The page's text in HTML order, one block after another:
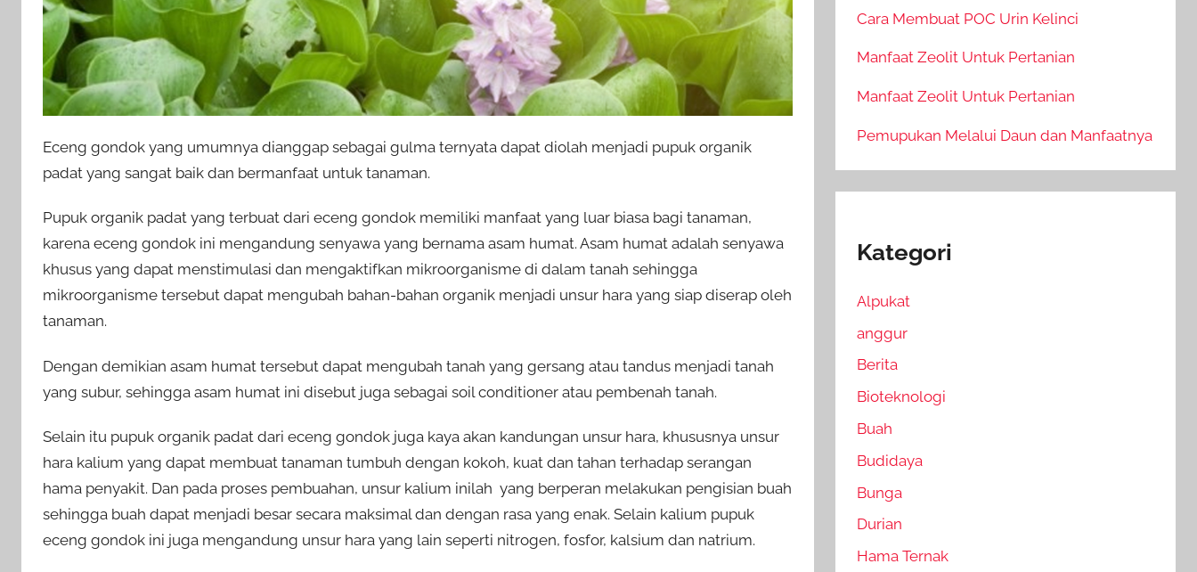
Eceng gondok yang umumnya dianggap sebagai gulma ternyata dapat diolah menjadi pupuk organik
padat yang sangat baik dan bermanfaat untuk tanaman.
Pupuk organik padat yang terbuat dari eceng gondok memiliki manfaat yang luar biasa bagi tanaman,
karena eceng gondok ini mengandung senyawa yang bernama asam humat. Asam humat adalah senyawa
khusus yang dapat menstimulasi dan mengaktifkan mikroorganisme di dalam tanah sehingga
mikroorganisme tersebut dapat mengubah bahan-bahan organik menjadi unsur hara yang siap diserap oleh
tanaman.
Dengan demikian asam humat tersebut dapat mengubah tanah yang gersang atau tandus menjadi tanah
yang subur, sehingga asam humat ini disebut juga sebagai soil conditioner atau pembenah tanah.
Selain itu pupuk organik padat dari eceng gondok juga kaya akan kandungan unsur hara, khususnya unsur
hara kalium yang dapat membuat tanaman tumbuh dengan kokoh, kuat dan tahan terhadap serangan
hama penyakit. Dan pada proses pembuahan, unsur kalium inilah yang berperan melakukan pengisian buah
sehingga buah dapat menjadi besar secara maksimal dan dengan rasa yang enak. Selain kalium pupuk
eceng gondok ini juga mengandung unsur hara yang lain seperti nitrogen, fosfor, kalsium dan natrium.
Cara Membuat POC Urin Kelinci
Manfaat Zeolit Untuk Pertanian
Manfaat Zeolit Untuk Pertanian
Pemupukan Melalui Daun dan Manfaatnya
Kategori
Alpukat
anggur
Berita
Bioteknologi
Buah
Budidaya
Bunga
Durian
Hama Ternak